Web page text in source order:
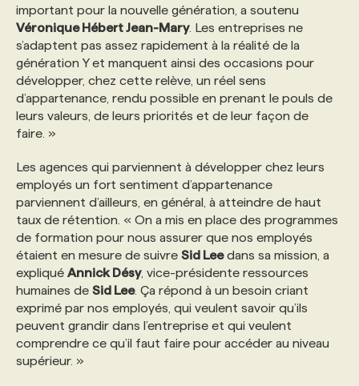
important pour la nouvelle génération, a soutenu
Véronique Hébert Jean-Mary. Les entreprises ne
s’adaptent pas assez rapidement à la réalité de la
génération Y et manquent ainsi des occasions pour
développer, chez cette relève, un réel sens
d’appartenance, rendu possible en prenant le pouls de
leurs valeurs, de leurs priorités et de leur façon de
faire. »
Les agences qui parviennent à développer chez leurs
employés un fort sentiment d’appartenance
parviennent d’ailleurs, en général, à atteindre de haut
taux de rétention. « On a mis en place des programmes
de formation pour nous assurer que nos employés
étaient en mesure de suivre Sid Leedans sa mission, a
expliqué Annick Désy, vice-présidente ressources
humaines de Sid Lee. Ça répond à un besoin criant
exprimé par nos employés, qui veulent savoir qu’ils
peuvent grandir dans l’entreprise et qui veulent
comprendre ce qu’il faut faire pour accéder au niveau
supérieur. »